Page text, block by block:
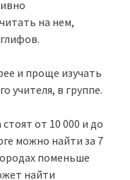
на нем,
и проще изучать
учителя, в группе.
от 10 000 и до
можно найти за 7
поменьше
найти